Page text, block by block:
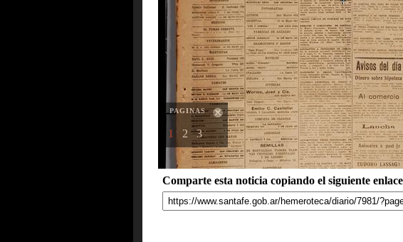
PAGINAS
1 2 3
Comparte esta noticia copiando el siguiente